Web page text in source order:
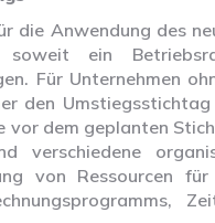
die Anwendung des
soweit ein
Für Unternehmen
den
vor dem geplanten
verschiedene
von Ressourcen